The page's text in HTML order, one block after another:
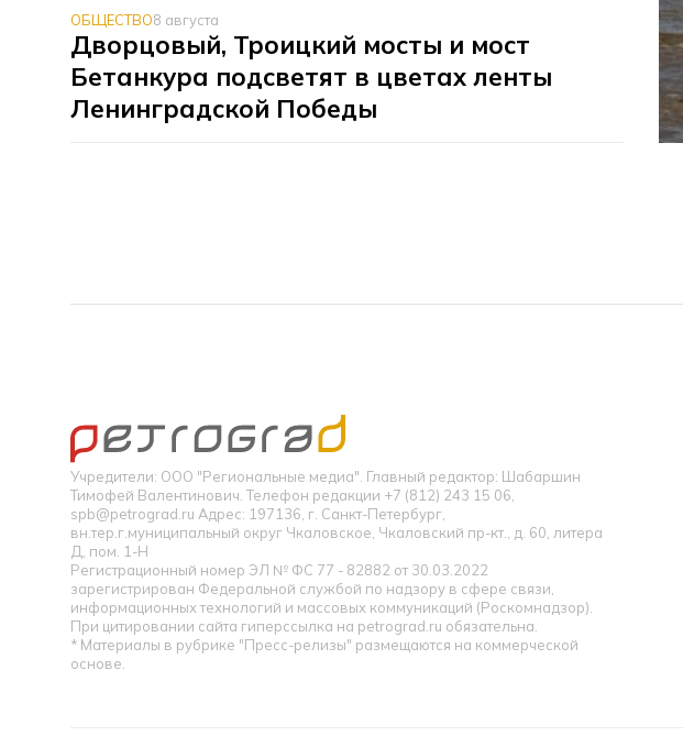
ОБЩЕСТВО8 августа
Дворцовый, Троицкий мосты и мост
Бетанкура подсветят в цветах ленты
Ленинградской Победы
Учредители: ООО "Региональные медиа". Главный редактор: Шабаршин
Тимофей Валентинович. Телефон редакции +7 (812) 243 15 06,
spb@petrograd.ru Адрес: 197136, г. Санкт-Петербург,
вн.тер.г.муниципальный округ Чкаловское, Чкаловский пр-кт., д. 60, литера
Д, пом. 1-Н
Регистрационный номер ЭЛ № ФС 77 - 82882 от 30.03.2022
зарегистрирован Федеральной службой по надзору в сфере связи,
информационных технологий и массовых коммуникаций (Роскомнадзор).
При цитировании сайта гиперссылка на petrograd.ru обязательна.
* Материалы в рубрике "Пресс-релизы" размещаются на коммерческой
основе.